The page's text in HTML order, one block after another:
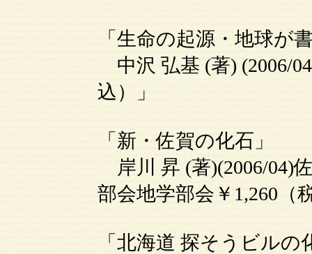
「生命の起源・地球が
中沢 弘基 (著) (2006/
込）」
「新・佐賀の化石」
岸川 昇 (著)(2006/04)
部会地学部会￥1,260（
「北海道 探そうビル